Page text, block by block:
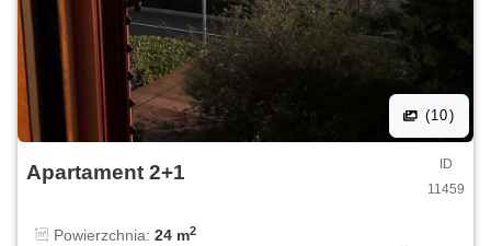
(10)
Apartament 2+1
ID
11459
Powierzchnia: 24 m2